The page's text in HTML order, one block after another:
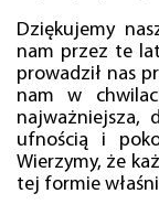
Dziękujemy
nam przez te
prowadził nas
nam w
najważniejsza,
ufnością i
Wierzymy, że
tej formie